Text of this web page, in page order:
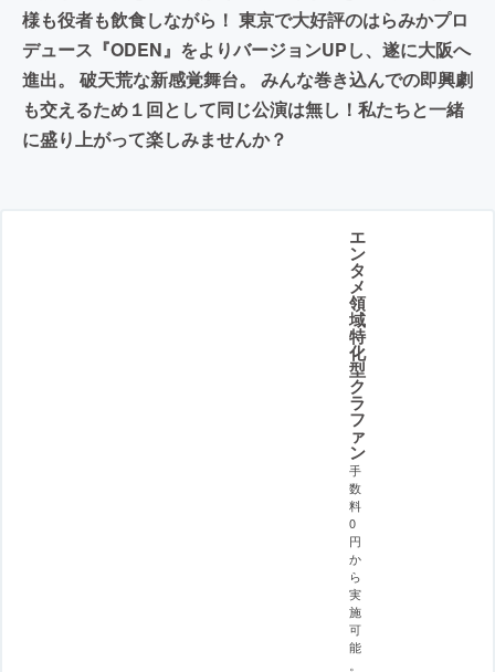
様も役者も飲食しながら！ 東京で大好評のはらみかプロ
デュース『ODEN』をよりバージョンUPし、遂に大阪へ
進出。 破天荒な新感覚舞台。 みんな巻き込んでの即興劇
も交えるため１回として同じ公演は無し！私たちと一緒
に盛り上がって楽しみませんか？
エ
ン
タ
メ
領
域
特
化
型
ク
ラ
フ
ァ
ン
手
数
料
0
円
か
ら
実
施
可
能